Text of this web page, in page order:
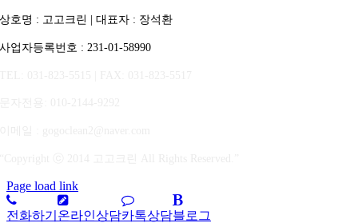
상호명 : 고고크린 | 대표자 : 장석환
사업자등록번호 : 231-01-58990
Page load link
전화하기 온라인상담카톡상담블로그